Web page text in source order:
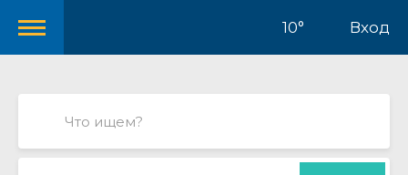
10° Вход